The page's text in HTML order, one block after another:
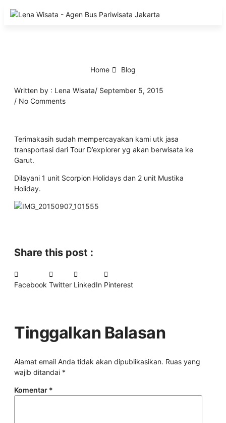
Home Blog
Written by : Lena Wisata/ September 5, 2015
/ No Comments
Terimakasih sudah mempercayakan kami utk jasa
transportasi dari Tour D’explorer yg akan berwisata ke
Garut.
Dilayani 1 unit Scorpion Holidays dan 2 unit Mustika
Holiday.
Share this post :
Facebook Twitter LinkedIn Pinterest
Tinggalkan Balasan
Alamat email Anda tidak akan dipublikasikan. Ruas yang
wajib ditandai *
Komentar *